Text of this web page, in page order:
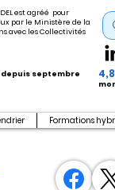
est agréé pour
par le Ministère de la
avec les Collectivités
septembre
Formations